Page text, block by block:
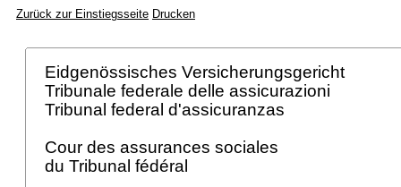
Zurück zur Einstiegsseite Drucken
Eidgenössisches Versicherungsgericht
Tribunale federale delle assicurazioni
Tribunal federal d'assicuranzas
Cour des assurances sociales
du Tribunal fédéral